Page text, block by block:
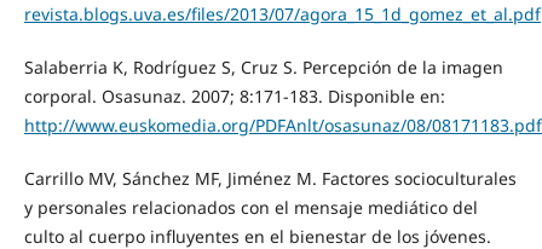
revista.blogs.uva.es/files/2013/07/agora_15_1d_gomez_et_al.pdf
Salaberria K, Rodríguez S, Cruz S. Percepción de la imagen
corporal. Osasunaz. 2007; 8:171-183. Disponible en:
http://www.euskomedia.org/PDFAnlt/osasunaz/08/08171183.pdf
Carrillo MV, Sánchez MF, Jiménez M. Factores socioculturales
y personales relacionados con el mensaje mediático del
culto al cuerpo influyentes en el bienestar de los jóvenes.